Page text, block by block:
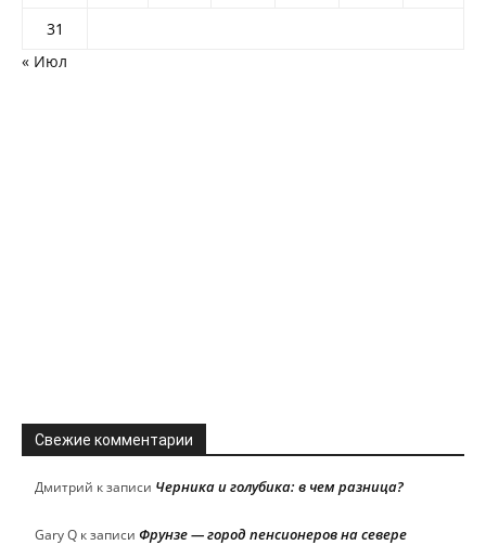
31
« Июл
Свежие комментарии
Дмитрий к записи Черника и голубика: в чем разница?
Gary Q к записи Фрунзе — город пенсионеров на севере